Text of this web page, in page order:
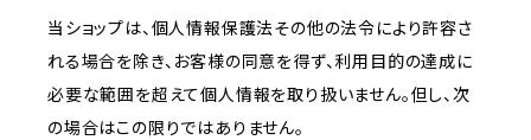
当ショップは、個人情報保護法その他の法令により許容さ
れる場合を除き、お客様の同意を得ず、利用目的の達成に
必要な範囲を超えて個人情報を取り扱いません。但し、次
の場合はこの限りではありません。